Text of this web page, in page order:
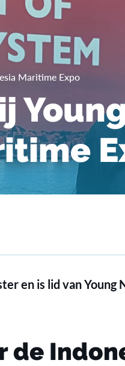
Maritime Expo
en is lid van Young
de